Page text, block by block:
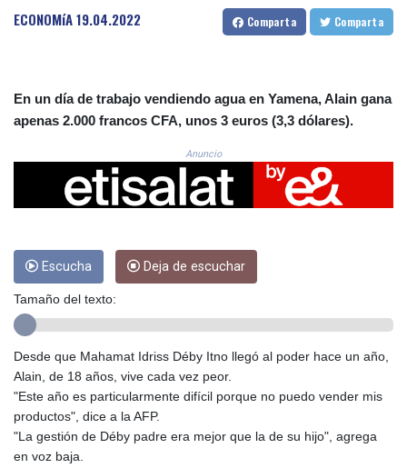
CUC 1.156136
CUP 30.637594
DKK 7.477932
DOP 67.289164
DZD 152.967099
EGP 57.293288
ERN 17.342035
ETB 186.049588
FKP 0.8566
GBP 0.856968
GEL 3.017966
GHS 13.526832
GIP 0.8566
GMD 84.980421
GNF 10123.874202
GTQ 8.794891
GYD 241.157003
HKD 9.067746
ECONOMíA19.04.2022 Comparta Comparta
En un día de trabajo vendiendo agua en Yamena, Alain gana
apenas 2.000 francos CFA, unos 3 euros (3,3 dólares).
Anuncio
Escucha Deja de escuchar
Tamaño del texto:
Desde que Mahamat Idriss Déby Itno llegó al poder hace un año,
Alain, de 18 años, vive cada vez peor.
"Este año es particularmente difícil porque no puedo vender mis
productos", dice a la AFP.
"La gestión de Déby padre era mejor que la de su hijo", agrega
en voz baja.